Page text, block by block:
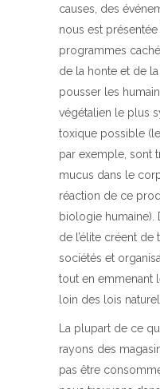
causes, des
nous est présentée
programmes
de la honte et de
pousser les
végétalien le plus
toxique possible
par exemple, sont
mucus dans le
réaction de ce
biologie humaine).
de l’élite créent de
sociétés et
tout en emmenant
loin des lois
La plupart de ce
rayons des
pas être